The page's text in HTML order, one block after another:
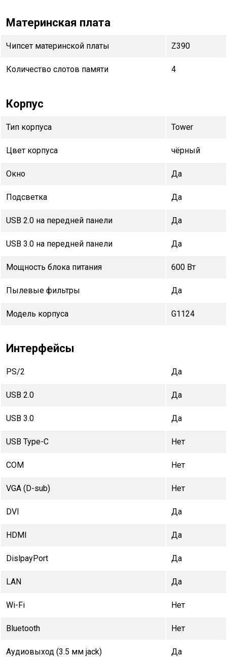
Материнская плата
Чипсет материнской платы Z390
Количество слотов памяти 4
Корпус
Тип корпуса Tower
Цвет корпуса чёрный
Окно Да
Подсветка Да
USB 2.0 на передней панели Да
USB 3.0 на передней панели Да
Мощность блока питания 600 Вт
Пылевые фильтры Да
Модель корпуса G1124
Интерфейсы
PS/2 Да
USB 2.0 Да
USB 3.0 Да
USB Type-C Нет
COM Нет
VGA (D-sub) Нет
DVI Да
HDMI Да
DislpayPort Да
LAN Да
Wi-Fi Нет
Bluetooth Нет
Аудиовыход (3.5 мм jack) Да